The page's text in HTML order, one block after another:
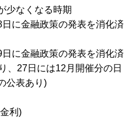
少なくなる時期
に金融政策の発表を消化済
に金融政策の発表を消化済
、27日には12月開催分の日
公表あり)
利)